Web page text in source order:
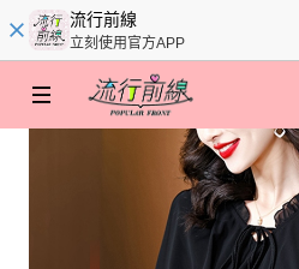
流行前線
立刻使用官方APP